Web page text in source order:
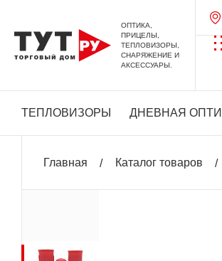
ОПТИКА,
ПРИЦЕЛЫ,
ТЕПЛОВИЗОРЫ,
СНАРЯЖЕНИЕ И
АКСЕССУАРЫ.
ТЕПЛОВИЗОРЫ ДНЕВНАЯ
Главная Каталог товаров